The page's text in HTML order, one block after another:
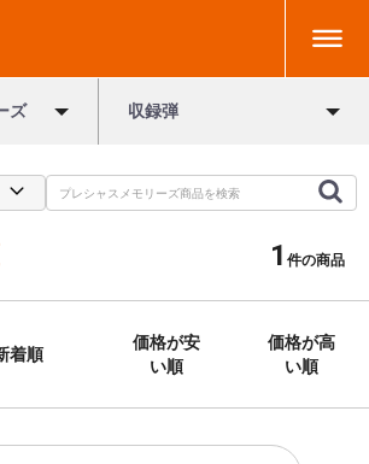
ズ 収録弾
1 件の商品
着順
価格が安
い順
価格が高
い順